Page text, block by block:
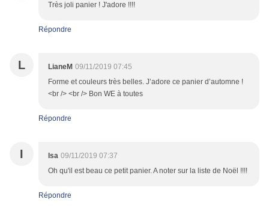
Très joli panier ! J'adore !!!!
Répondre
L LianeM 09/11/2019 07:45
Forme et couleurs très belles. J’adore ce panier d’automne !
<br /> <br /> Bon WE à toutes
Répondre
I Isa 09/11/2019 07:37
Oh qu'il est beau ce petit panier. A noter sur la liste de Noël !!!!
Répondre